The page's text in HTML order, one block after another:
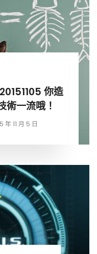
你造
一流哦！
年 11 月 5 日